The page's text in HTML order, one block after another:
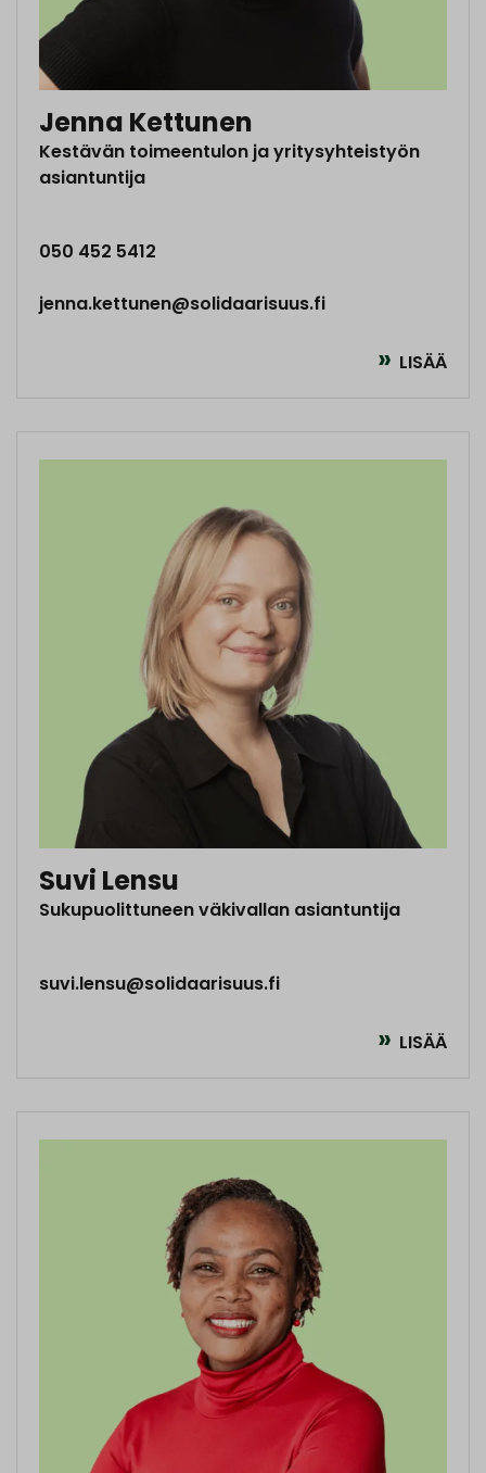
Jenna Kettunen
Kestävän toimeentulon ja yritysyhteistyön
asiantuntija
050 452 5412
jenna.kettunen@solidaarisuus.fi
LISÄÄ
Suvi Lensu
Sukupuolittuneen väkivallan asiantuntija
suvi.lensu@solidaarisuus.fi
LISÄÄ